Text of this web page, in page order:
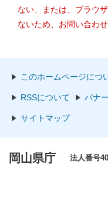
ない、または、ブラウ
ないため、お問い合わ
このホームページにつ
RSSについて バナ
サイトマップ
岡山県庁 法人番号